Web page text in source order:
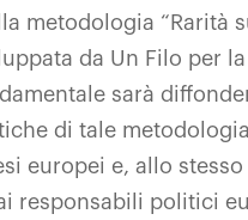
metodologia “Rarità
da Un Filo per
sarà
di tale
europei e, allo stesso
responsabili politici